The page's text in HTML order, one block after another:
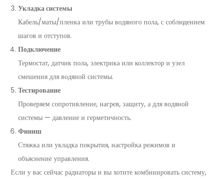
Укладка системы
Кабель/маты/пленка или трубы водяного пола, с соблюдением
шагов и отступов.
Подключение
Термостат, датчик пола, электрика или коллектор и узел
смешения для водяной системы.
Тестирование
Проверяем сопротивление, нагрев, защиту, а для водяной
системы — давление и герметичность.
Финиш
Стяжка или укладка покрытия, настройка режимов и
объяснение управления.
Если у вас сейчас радиаторы и вы хотите комбинировать систему,